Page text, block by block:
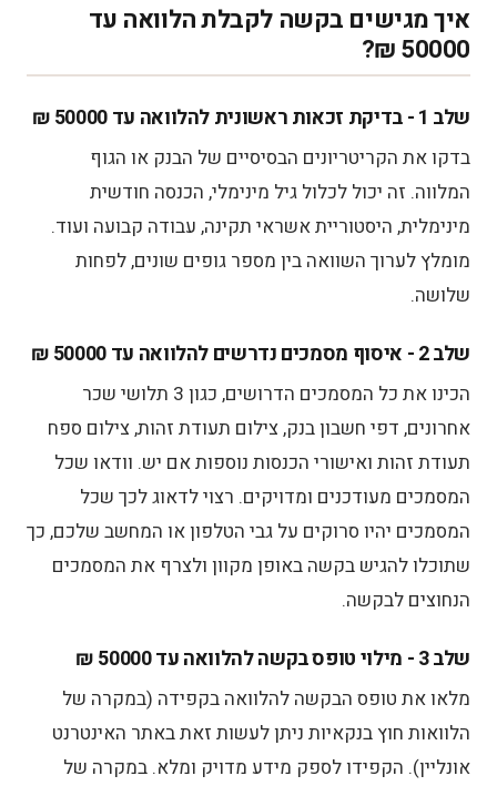
איך מגישים בקשה לקבלת הלוואה עד
50000 ₪?
שלב 1 - בדיקת זכאות ראשונית להלוואה עד 50000 ₪
בדקו את הקריטריונים הבסיסיים של הבנק או הגוף
המלווה. זה יכול לכלול גיל מינימלי, הכנסה חודשית
מינימלית, היסטוריית אשראי תקינה, עבודה קבועה ועוד.
מומלץ לערוך השוואה בין מספר גופים שונים, לפחות
שלושה.
שלב 2 - איסוף מסמכים נדרשים להלוואה עד 50000 ₪
הכינו את כל המסמכים הדרושים, כגון 3 תלושי שכר
אחרונים, דפי חשבון בנק, צילום תעודת זהות, צילום ספח
תעודת זהות ואישורי הכנסות נוספות אם יש. וודאו שכל
המסמכים מעודכנים ומדויקים. רצוי לדאוג לכך שכל
המסמכים יהיו סרוקים על גבי הטלפון או המחשב שלכם, כך
שתוכלו להגיש בקשה באופן מקוון ולצרף את המסמכים
הנחוצים לבקשה.
שלב 3 - מילוי טופס בקשה להלוואה עד 50000 ₪
מלאו את טופס הבקשה להלוואה בקפידה (במקרה של
הלוואות חוץ בנקאיות ניתן לעשות זאת באתר האינטרנט
אונליין). הקפידו לספק מידע מדויק ומלא. במקרה של